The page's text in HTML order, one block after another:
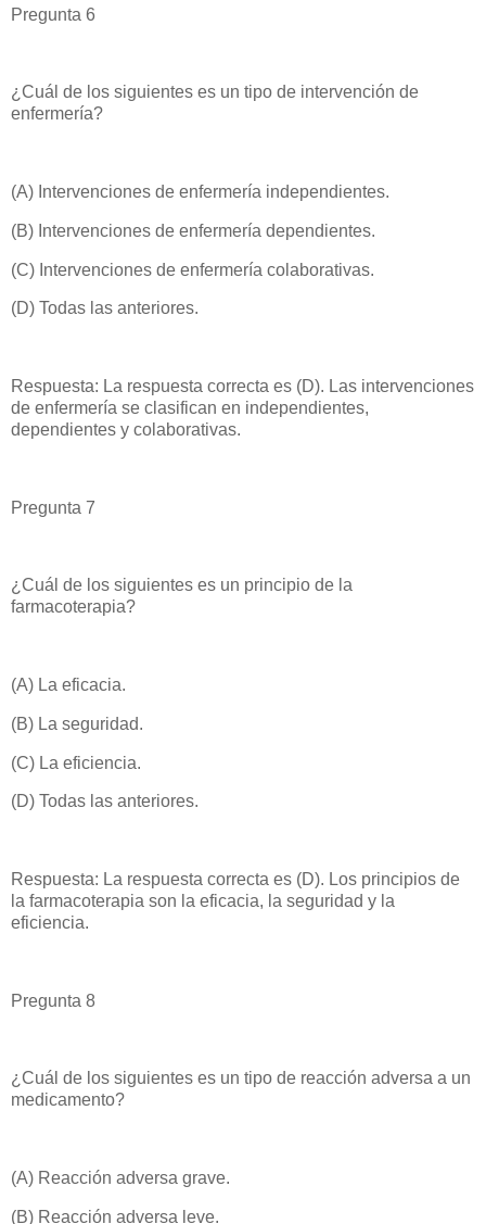
Pregunta 6
¿Cuál de los siguientes es un tipo de intervención de
enfermería?
(A) Intervenciones de enfermería independientes.
(B) Intervenciones de enfermería dependientes.
(C) Intervenciones de enfermería colaborativas.
(D) Todas las anteriores.
Respuesta: La respuesta correcta es (D). Las intervenciones
de enfermería se clasifican en independientes,
dependientes y colaborativas.
Pregunta 7
¿Cuál de los siguientes es un principio de la
farmacoterapia?
(A) La eficacia.
(B) La seguridad.
(C) La eficiencia.
(D) Todas las anteriores.
Respuesta: La respuesta correcta es (D). Los principios de
la farmacoterapia son la eficacia, la seguridad y la
eficiencia.
Pregunta 8
¿Cuál de los siguientes es un tipo de reacción adversa a un
medicamento?
(A) Reacción adversa grave.
(B) Reacción adversa leve.